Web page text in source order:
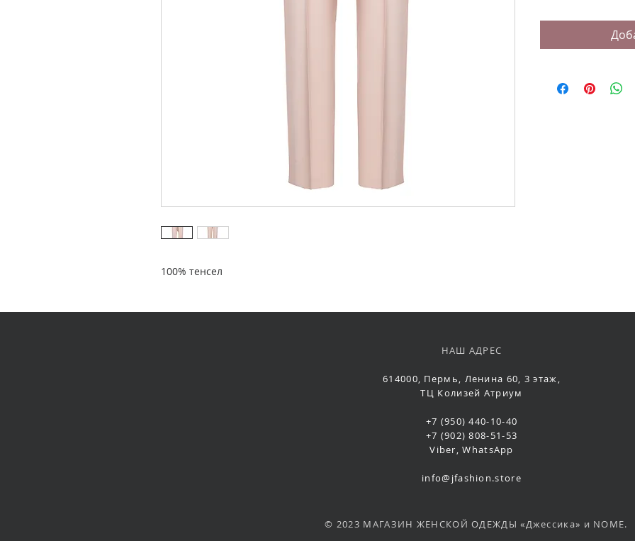
100% тенсел
НАШ АДРЕС
614000, Пермь, Ленина 60, 3 этаж,
ТЦ Колизей Атриум
+7 (950) 440-10-40
+7 (902) 808-51-53
Viber, WhatsApp
info@jfashion.store
© 2023 МАГАЗИН ЖЕНСКОЙ ОДЕЖДЫ «Джессика» и NOME.